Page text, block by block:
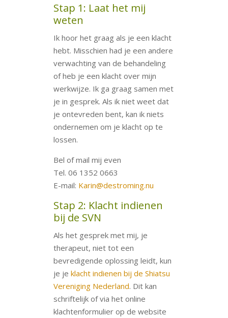
Stap 1: Laat het mij
weten
Ik hoor het graag als je een klacht
hebt. Misschien had je een andere
verwachting van de behandeling
of heb je een klacht over mijn
werkwijze. Ik ga graag samen met
je in gesprek. Als ik niet weet dat
je ontevreden bent, kan ik niets
ondernemen om je klacht op te
lossen.
Bel of mail mij even
Tel. 06 1352 0663
E-mail: Karin@destroming.nu
Stap 2: Klacht indienen
bij de SVN
Als het gesprek met mij, je
therapeut, niet tot een
bevredigende oplossing leidt, kun
je je klacht indienen bij de Shiatsu
Vereniging Nederland. Dit kan
schriftelijk of via het online
klachtenformulier op de website